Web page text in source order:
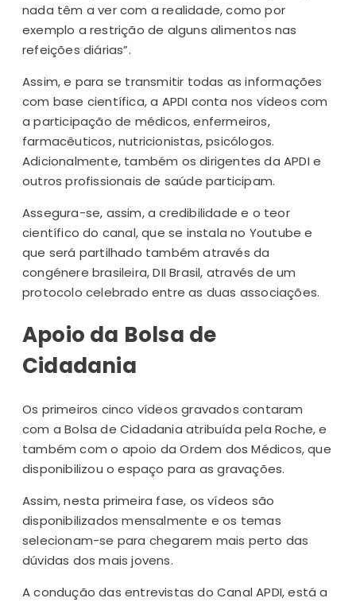
nada têm a ver com a realidade, como por
exemplo a restrição de alguns alimentos nas
refeições diárias”.
Assim, e para se transmitir todas as informações
com base científica, a APDI conta nos vídeos com
a participação de médicos, enfermeiros,
farmacêuticos, nutricionistas, psicólogos.
Adicionalmente, também os dirigentes da APDI e
outros profissionais de saúde participam.
Assegura-se, assim, a credibilidade e o teor
científico do canal, que se instala no Youtube e
que será partilhado também através da
congénere brasileira, DII Brasil, através de um
protocolo celebrado entre as duas associações.
Apoio da Bolsa de
Cidadania
Os primeiros cinco vídeos gravados contaram
com a Bolsa de Cidadania atribuída pela Roche, e
também com o apoio da Ordem dos Médicos, que
disponibilizou o espaço para as gravações.
Assim, nesta primeira fase, os vídeos são
disponibilizados mensalmente e os temas
selecionam-se para chegarem mais perto das
dúvidas dos mais jovens.
A condução das entrevistas do Canal APDI, está a